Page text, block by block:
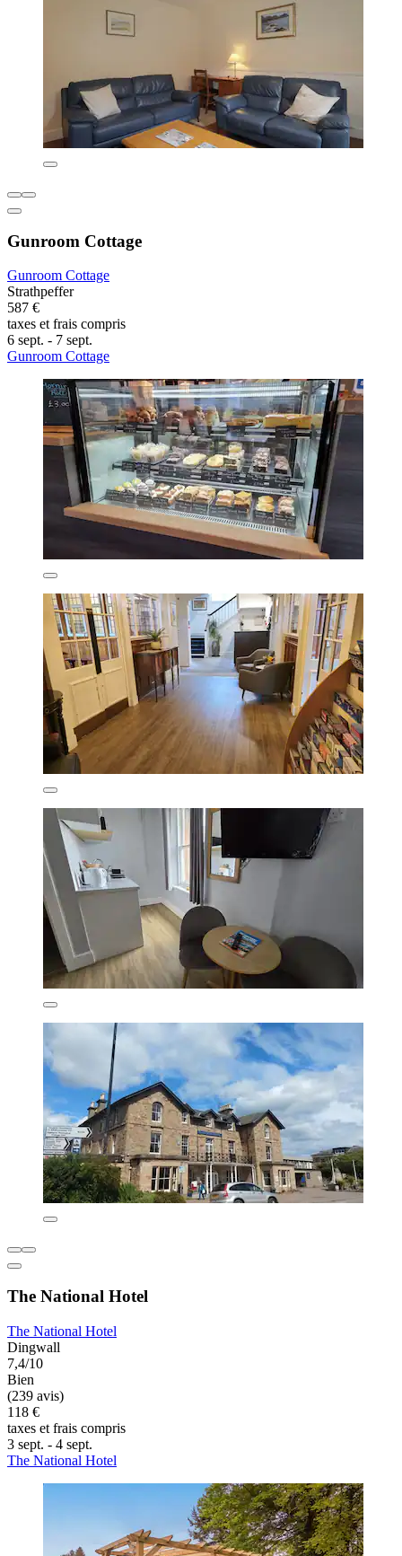
Gunroom Cottage
Gunroom Cottage
Strathpeffer
587 €
taxes et frais compris
6 sept. - 7 sept.
Gunroom Cottage
The National Hotel
The National Hotel
Dingwall
7,4/10
Bien
(239 avis)
118 €
taxes et frais compris
3 sept. - 4 sept.
The National Hotel